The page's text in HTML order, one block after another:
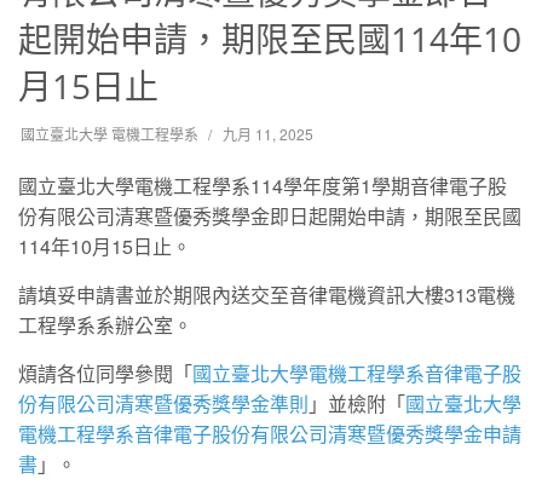
起開始申請，期限至民國114年10
月15日止
國立臺北大學 電機工程學系 九月 11, 2025
國立臺北大學電機工程學系114學年度第1學期音律電子股
份有限公司清寒暨優秀獎學金即日起開始申請，期限至民國
114年10月15日止。
請填妥申請書並於期限內送交至音律電機資訊大樓313電機
工程學系系辦公室。
煩請各位同學參閱「國立臺北大學電機工程學系音律電子股
份有限公司清寒暨優秀獎學金準則 」並檢附「國立臺北大學
電機工程學系音律電子股份有限公司清寒暨優秀獎學金申請
書 」。